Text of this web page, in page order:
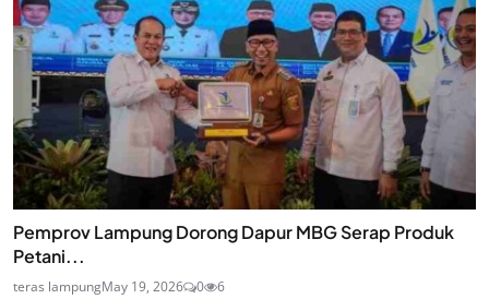
Pemprov Lampung Dorong Dapur MBG Serap Produk
Petani...
teras lampungMay 19, 2026 0 6